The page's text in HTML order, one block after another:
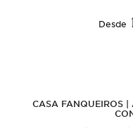
Desde
CASA FANQUEIROS |